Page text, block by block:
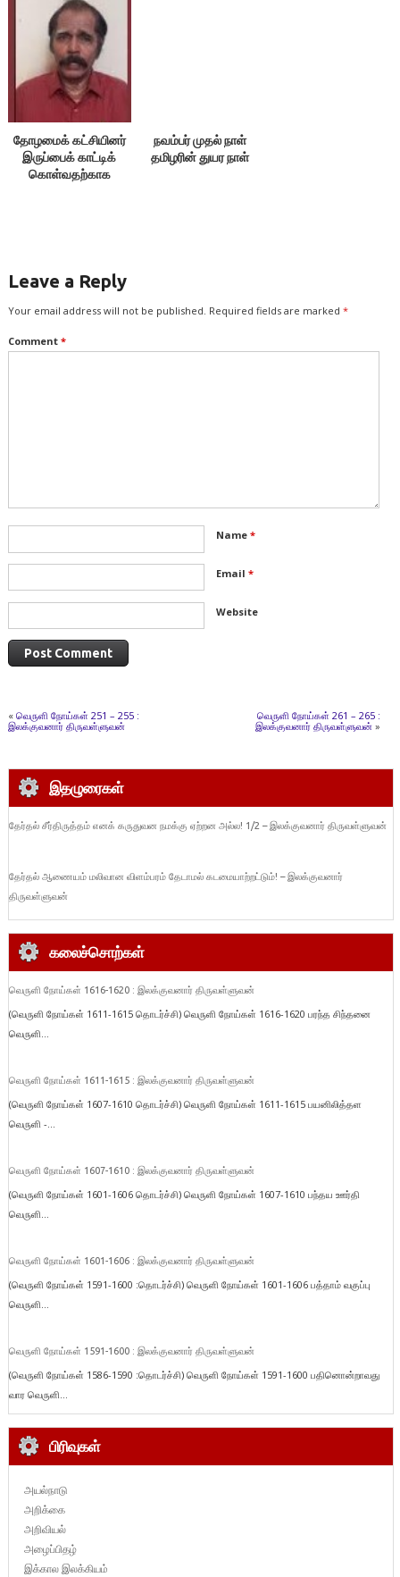
தோழமைக் கட்சியினர்
இருப்பைக் காட்டிக்
கொள்வதற்காக
நவம்பர் முதல் நாள்
தமிழரின் துயர நாள்
Leave a Reply
Your email address will not be published. Required fields are marked *
Comment *
Name *
Email *
Website
« வெருளி நோய்கள் 251 – 255 :
இலக்குவனார் திருவள்ளுவன்
வெருளி நோய்கள் 261 – 265 :
இலக்குவனார் திருவள்ளுவன் »
இதழுரைகள்
தேர்தல் சீர்திருத்தம் எனக் கருதுவன நமக்கு ஏற்றன அல்ல! 1/2 – இலக்குவனார் திருவள்ளுவன்
தேர்தல் ஆணையம் மலிவான விளம்பரம் தேடாமல் கடமையாற்றட்டும்! – இலக்குவனார்
திருவள்ளுவன்
கலைச்சொற்கள்
வெருளி நோய்கள் 1616-1620 : இலக்குவனார் திருவள்ளுவன்
(வெருளி நோய்கள் 1611-1615 தொடர்ச்சி) வெருளி நோய்கள் 1616-1620 பரந்த சிந்தனை
வெருளி...
வெருளி நோய்கள் 1611-1615 : இலக்குவனார் திருவள்ளுவன்
(வெருளி நோய்கள் 1607-1610 தொடர்ச்சி) வெருளி நோய்கள் 1611-1615 பயனிலித்தள
வெருளி -...
வெருளி நோய்கள் 1607-1610 : இலக்குவனார் திருவள்ளுவன்
(வெருளி நோய்கள் 1601-1606 தொடர்ச்சி) வெருளி நோய்கள் 1607-1610 பந்தய ஊர்தி
வெருளி...
வெருளி நோய்கள் 1601-1606 : இலக்குவனார் திருவள்ளுவன்
(வெருளி நோய்கள் 1591-1600 :தொடர்ச்சி) வெருளி நோய்கள் 1601-1606 பத்தாம் வகுப்பு
வெருளி...
வெருளி நோய்கள் 1591-1600 : இலக்குவனார் திருவள்ளுவன்
(வெருளி நோய்கள் 1586-1590 :தொடர்ச்சி) வெருளி நோய்கள் 1591-1600 பதினொன்றாவது
வார வெருளி...
பிரிவுகள்
அயல்நாடு
அறிக்கை
அறிவியல்
அழைப்பிதழ்
இக்கால இலக்கியம்